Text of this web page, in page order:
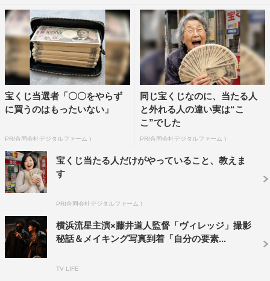
閉ざされた“ムラ”という世界に囚われ、どん底でもがき苦
しみながら必死に生きてきた一人の青年・優を演じる横浜
の、暗く虚ろな瞳と心からの叫び、暴力と権力を傘に好き
放題し「犯罪者の息子よ！」と優を蔑み煽る村長の息子・
透を演じた一ノ瀬ワタル、「この村早く出てぇだろ？」と
すごむのは杉本哲太演じる“ムラ”を影で牛耳るヤクザの丸
目つきの優の母・君枝を演じる西田尚美や、炎に包まれる
家の中、血まみれで涙を流す一人の男性の衝撃的な姿も初
一方で、黒木演じる美咲の「ずっと一人で戦ってたんでし
ょ？」という言葉に、思わず涙があふれる優とのエモーシ
ョナルなシーンも。この言葉をきっかけに、別人のように
宝くじ当選者「〇〇をやらず
に買うのはもったいない」
PR(合同会社デジタルファーム )
同じ宝くじなのに、当たる人
と外れる人の違い実は“こ
こ”でした
PR(合同会社デジタルファーム )
宝くじ当たる人だけがやっていること、教えま
す
PR(合同会社デジタルファーム )
横浜流星主演×藤井道人監督「ヴィレッジ」撮影
秘話＆メイキング写真到着「自分の要素...
TV LIFE